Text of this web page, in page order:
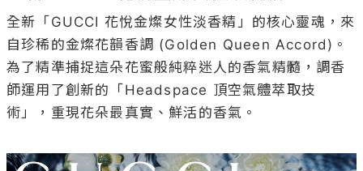
全新「GUCCI 花悅金燦女性淡香精」的核心靈魂，來
自珍稀的金燦花韻香調 (Golden Queen Accord)。
為了精準捕捉這朵花蜜般純粹迷人的香氣精髓，調香
師運用了創新的「Headspace 頂空氣體萃取技
術」，重現花朵最真實、鮮活的香氣。